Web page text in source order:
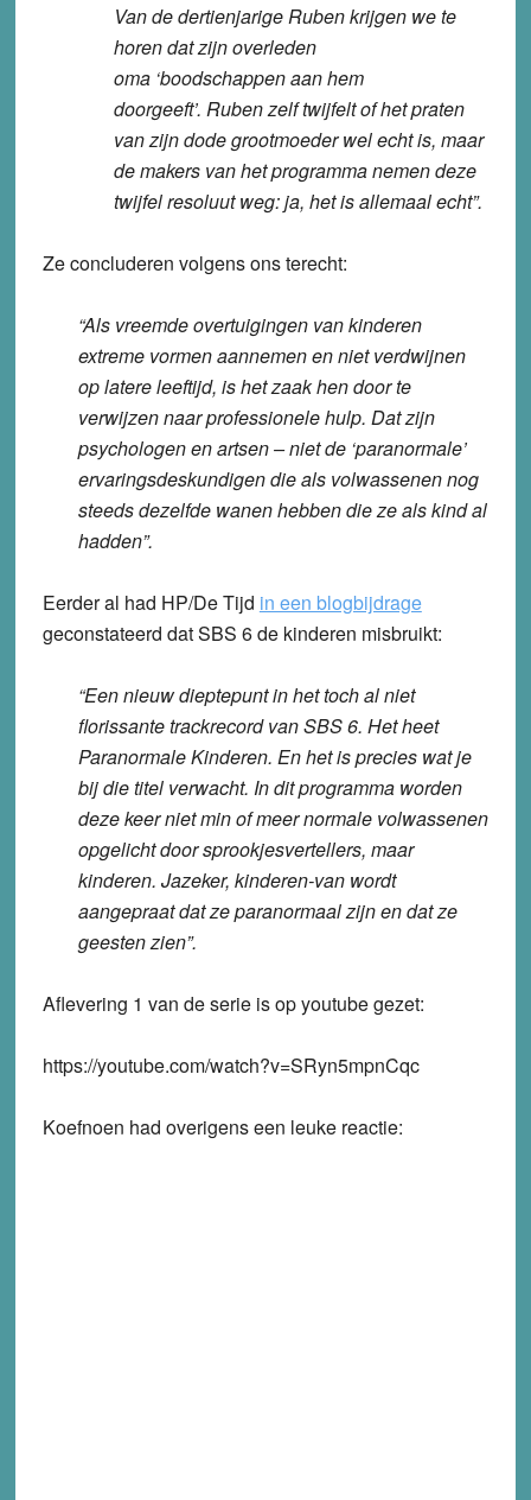
Van de dertienjarige Ruben krijgen we te
horen dat zijn overleden
oma ‘boodschappen aan hem
doorgeeft’. Ruben zelf twijfelt of het praten
van zijn dode grootmoeder wel echt is, maar
de makers van hetprogramma nemen deze
twijfel resoluut weg: ja, het is allemaal echt”.
Ze concluderen volgens ons terecht:
“Als vreemde overtuigingen van kinderen
extreme vormen aannemen en niet verdwijnen
op latere leeftijd, is het zaak hen door te
verwijzen naar professionele hulp. Dat zijn
psychologen en artsen – niet de ‘paranormale’
ervaringsdeskundigen die als volwassenen nog
steeds dezelfde wanen hebben die ze als kind al
hadden”.
Eerder al had HP/De Tijd in een blogbijdrage
geconstateerd dat SBS 6 de kinderen misbruikt:
“Een nieuw dieptepunt in het toch al niet
florissante trackrecord van SBS 6. Het heet
Paranormale Kinderen. En het is precies wat je
bij die titel verwacht. In dit programma worden
deze keer niet min of meer normale volwassenen
opgelicht door sprookjesvertellers, maar
kinderen. Jazeker, kinderen-van wordt
aangepraat dat ze paranormaal zijn en dat ze
geesten zien”.
Aflevering 1 van de serie is op youtube gezet:
https://youtube.com/watch?v=SRyn5mpnCqc
Koefnoen had overigens een leuke reactie: